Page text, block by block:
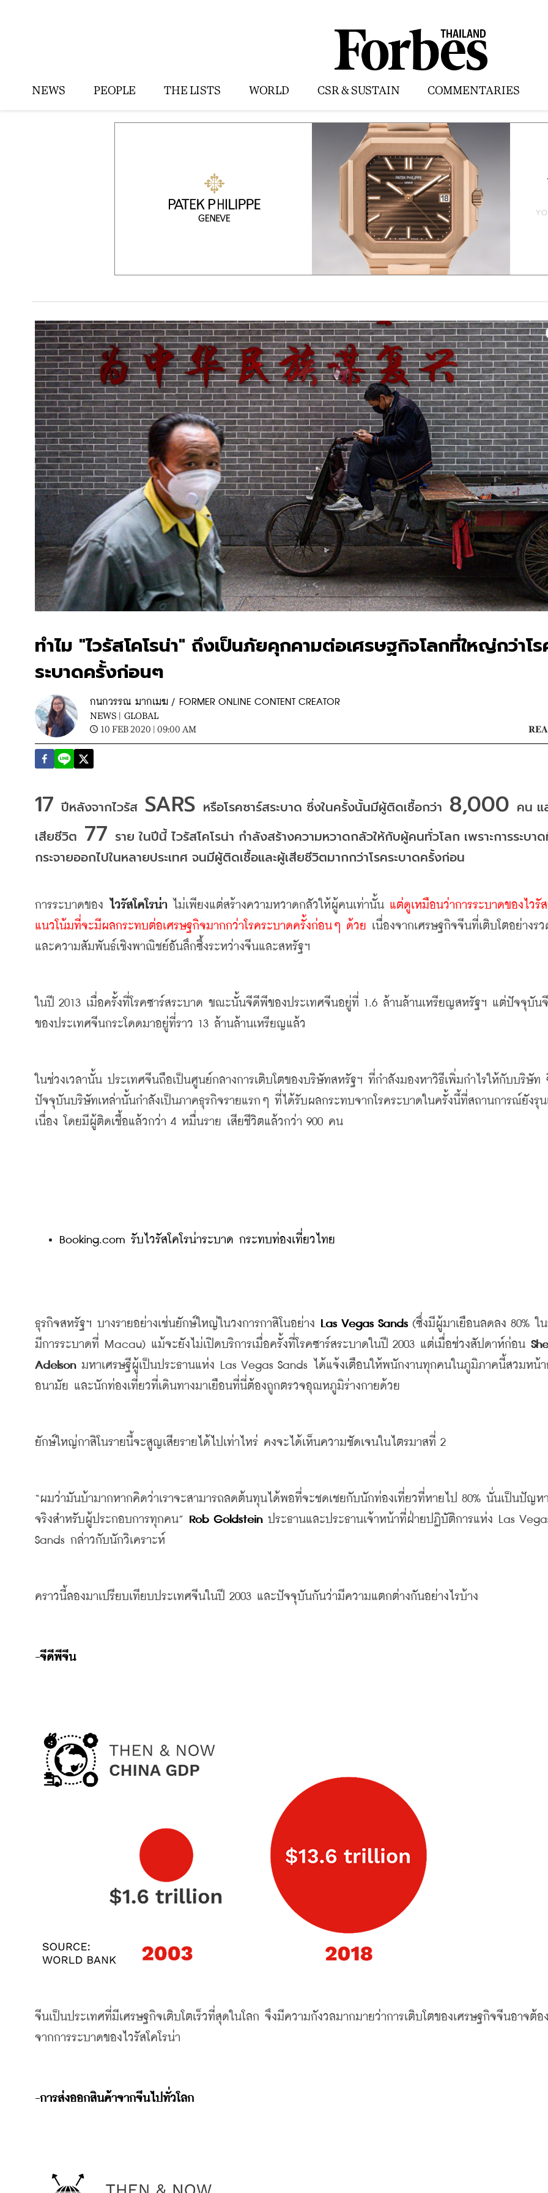
NEWS PEOPLE THE LISTS WORLD CSR & SUSTAIN COMMENTARIES
ทำไม "ไวรัสโคโรน่า" ถึงเป็นภัยคุกคามต่อเศรษฐกิจโลกที่ใหญ่กว่าโ
ระบาดครั้งก่อนๆ
กนกวรรณ มากเมฆ / FORMER ONLINE CONTENT CREATOR
NEWS | GLOBAL
10 FEB 2020 | 09:00 AM
17 ปีหลังจากไวรัส SARS หรือโรคซาร์สระบาด ซึ่งในครั้งนั้นมีผู้ติดเชื้อกว่า 8,000 คน แ
เสียชีวิต 77 ราย ในปีนี้ ไวรัสโคโรน่า กำลังสร้างความหวาดกลัวให้กับผู้คนทั่วโลก เพราะการระบา
กระจายออกไปในหลายประเทศ จนมีผู้ติดเชื้อและผู้เสียชีวิตมากกว่าโรคระบาดครั้งก่อน
การระบาดของ ไวรัสโคโรน่า ไม่เพียงแต่สร้างความหวาดกลัวให้ผู้คนเท่านั้น แต่ดูเหมือนว่าการระบาดของไวรั
แนวโน้มที่จะมีผลกระทบต่อเศรษฐกิจมากกว่าโรคระบาดครั้งก่อนๆ ด้วย เนื่องจากเศรษฐกิจจีนที่เติบโตอย่างรว
และความสัมพันธ์เชิงพาณิชย์อันลึกซึ้งระหว่างจีนและสหรัฐฯ
ในปี 2013 เมื่อครั้งที่โรคซาร์สระบาด ขณะนั้นจีดีพีของประเทศจีนอยู่ที่ 1.6 ล้านล้านเหรียญสหรัฐฯ แต่ปัจจุบัน
ของประเทศจีนกระโดดมาอยู่ที่ราว 13 ล้านล้านเหรียญแล้ว
ในช่วงเวลานั้น ประเทศจีนถือเป็นศูนย์กลางการเติบโตของบริษัทสหรัฐฯ ที่กำลังมองหาวิธีเพิ่มกำไรให้กับบริษัท
ปัจจุบันบริษัทเหล่านั้นกำลังเป็นภาคธุรกิจรายแรกๆ ที่ได้รับผลกระทบจากโรคระบาดในครั้งนี้ที่สถานการณ์ยังรุ
เนื่อง
โดยมีผู้ติดเชื้อแล้วกว่า 4 หมื่นราย เสียชีวิตแล้วกว่า 900 คน
Booking.com รับไวรัสโคโรน่าระบาด กระทบท่องเที่ยวไทย
ธุรกิจสหรัฐฯ บางรายอย่างเช่นยักษ์ใหญ่ในวงการกาสิโนอย่าง Las Vegas Sands (ซึ่งมีผู้มาเยือนลดลง 80%
ใ
มีการระบาดที่ Macau) แม้จะยังไม่เปิดบริการเมื่อครั้งที่โรคซาร์สระบาดในปี 2003 แต่เมื่อช่วงสัปดาห์ก่อน
Adelson มหาเศรษฐีผู้เป็นประธานแห่ง Las Vegas Sands
ได้แจ้งเตือนให้พนักงานทุกคนในภูมิภาคนี้สวมหน้า
อนามัย และนักท่องเที่ยวที่เดินทางมาเยือนที่นี่ต้องถูกตรวจอุณหภูมิร่างกายด้วย
ยักษ์ใหญ่กาสิโนรายนี้จะสูญเสียรายได้ไปเท่าไหร่ คงจะได้เห็นความชัดเจนในไตรมาสที่ 2
“ผมว่ามันบ้ามากหากคิดว่าเราจะสามารถลดต้นทุนได้พอที่จะชดเชยกับนักท่องเที่ยวที่หายไป 80% นั่นเป็นปัญห
จริงสำหรับผู้ประกอบการทุกคน” Rob Goldstein ประธานและประธานเจ้าหน้าที่ฝ่ายปฏิบัติการแห่ง Las
Sands กล่าวกับนักวิเคราะห์
คราวนี้ลองมาเปรียบเทียบประเทศจีนในปี 2003 และปัจจุบันกันว่ามีความแตกต่างกันอย่างไรบ้าง
-จีดีพีจีน
จีนเป็นประเทศที่มีเศรษฐกิจเติบโตเร็วที่สุดในโลก จึงมีความกังวลมากมายว่าการเติบโตของเศรษฐกิจจีนอาจต้อ
จากการระบาดของไวรัสโคโรน่า
-การส่งออกสินค้าจากจีนไปทั่วโลก